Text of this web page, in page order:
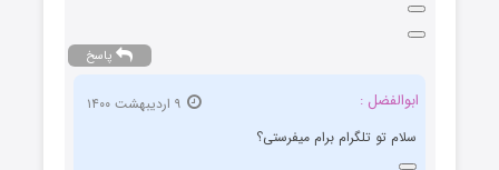
پاسخ
ابوالفضل :
سلام تو تلگرام برام میفرستی؟